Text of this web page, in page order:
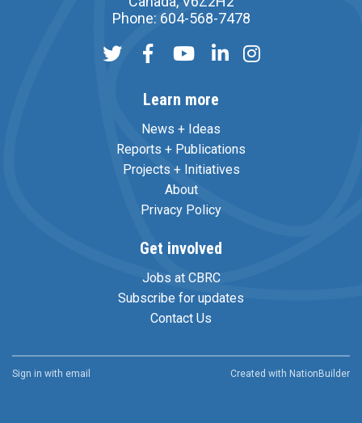
Phone: 604-568-7478
Learn more
News + Ideas
Reports + Publications
Projects + Initiatives
About
Privacy Policy
Get involved
Jobs at CBRC
Subscribe for updates
Contact Us
Sign in with email Created with NationBuilder